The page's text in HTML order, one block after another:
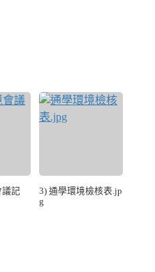
議記
3) 通學環境檢核表.jp
g